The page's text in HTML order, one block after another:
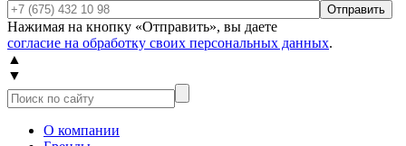
Отправить
Нажимая на кнопку «Отправить», вы даете
согласие на обработку своих персональных данных.
▲
▼
О компании